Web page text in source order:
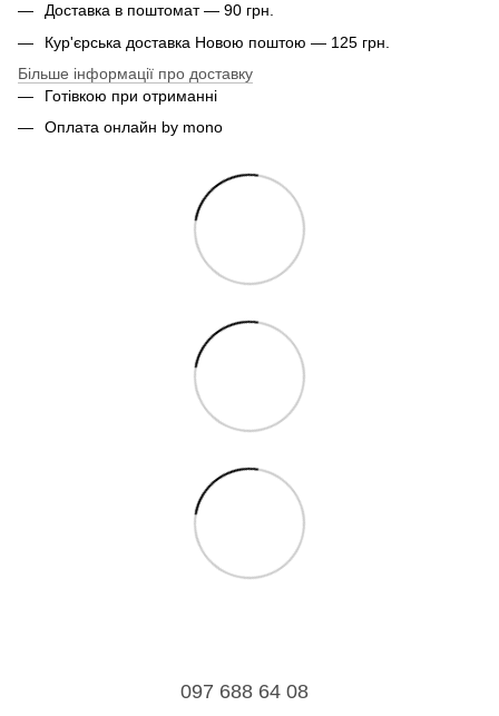
Доставка в поштомат — 90 грн.
Кур'єрська доставка Новою поштою — 125 грн.
Більше інформації про доставку
Готівкою при отриманні
Оплата онлайн by mono
097 688 64 08